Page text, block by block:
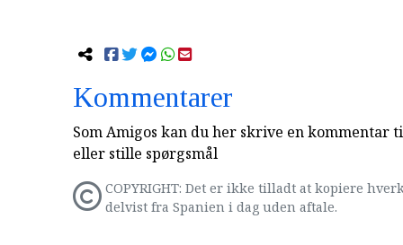
Kommentarer
Som Amigos kan du her skrive en kommentar
eller stille spørgsmål
COPYRIGHT: Det er ikke tilladt at kopiere
delvist fra Spanien i dag uden aftale.